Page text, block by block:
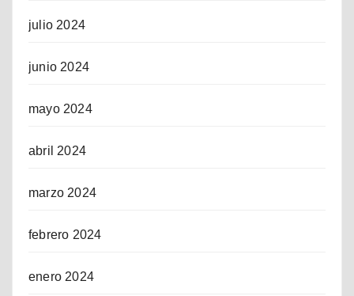
julio 2024
junio 2024
mayo 2024
abril 2024
marzo 2024
febrero 2024
enero 2024